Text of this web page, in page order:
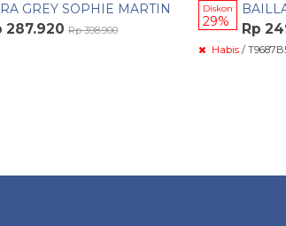
GREY SOPHIE MARTIN
287.920 Rp 398.900
Diskon
29% Rp
Habis /